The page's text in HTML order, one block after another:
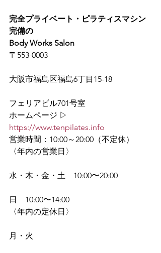
完全プライベート・ピラティスマシン
完備の
Body Works Salon
〒553-0003
大阪市福島区福島6丁目15-18
フェリアビル701号室
ホームページ ▷
https://www.tenpilates.info
営業時間：10:00～20:00（不定休）
〈年内の営業日〉
水・木・金・土　10:00〜20:00
日　10:00〜14:00
〈年内の定休日〉
月・火